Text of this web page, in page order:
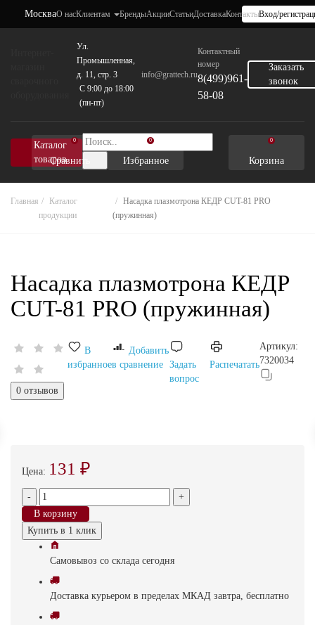
МоскваО насКлиентам БрендыАкцииСтатьиДоставкаКонтактыВход/
Ул.
Промышленная,
д. 11, стр. 3
C 9:00 до 18:00
(пн-пт)
info@grattech.ru
Контактный
номер
8(499)961-
58-08
Заказать
звонок
Каталог
товаров
0
Сравнить
0
Избранное
0
Корзина
Главная
Каталог
продукции
Насадка плазмотрона КЕДР CUT-81 PRO
(пружинная)
Насадка плазмотрона КЕДР
CUT-81 PRO (пружинная)
0 отзывов
В
избранное
Добавить
в сравнение
Задать
вопрос
Распечатать
Артикул:
7320034
Цена: 131 ₽
-
+
В корзину
Купить в 1 клик
Самовывоз со склада cегодня
Доставка курьером в пределах МКАД завтра, бесплатно